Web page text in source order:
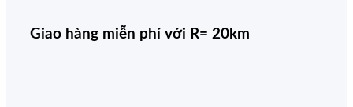
Giao hàng miễn phí với R= 20km